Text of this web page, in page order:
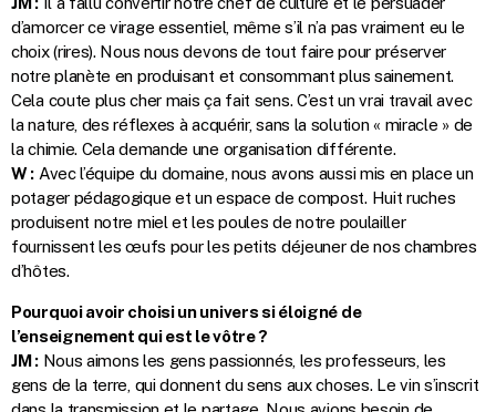
d’amorcer ce virage essentiel, même s’il n’a pas vraiment eu le
choix (rires). Nous nous devons de tout faire pour préserver
notre planète en produisant et consommant plus sainement.
Cela coute plus cher mais ça fait sens. C’est un vrai travail avec
la nature, des réflexes à acquérir, sans la solution « miracle » de
la chimie. Cela demande une organisation différente.
W : Avec l’équipe du domaine, nous avons aussi mis en place un
potager pédagogique et un espace de compost. Huit ruches
produisent notre miel et les poules de notre poulailler
fournissent les œufs pour les petits déjeuner de nos chambres
d’hôtes.
Pourquoi avoir choisi un univers si éloigné de
l’enseignement qui est le vôtre ?
JM :Nous aimons les gens passionnés, les professeurs, les
gens de la terre, qui donnent du sens aux choses. Le vin s’inscrit